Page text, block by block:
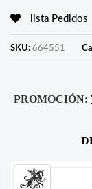
lista Pedidos
SKU: 664551
PROMOCIÓN: